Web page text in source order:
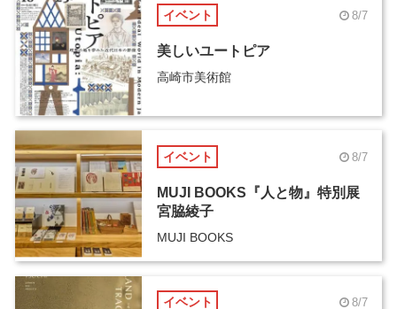
イベント 8/7
美しいユートピア
高崎市美術館
イベント 8/7
MUJI BOOKS『人と物』特別展
宮脇綾子
MUJI BOOKS
イベント 8/7